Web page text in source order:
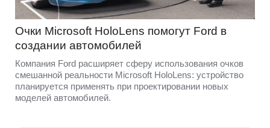
Очки Microsoft HoloLens помогут Ford в
создании автомобилей
Компания Ford расширяет сферу использования очков
смешанной реальности Microsoft HoloLens: устройство
планируется применять при проектировании новых
моделей автомобилей.